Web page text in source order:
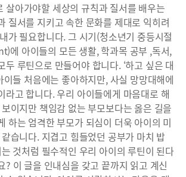
살아가야할 세상의 규칙과 질서를 배우는
질서를 지키고 속한 문화를 제대로 익히려
가 필요합니다. 그 시기(청소년기 중등시절
에 아이들의 모든 생활, 학과목 공부 ,독서,
두 루틴으로 만들어야 합니다. ‘하고 싶은 대
이들 처음에는 좋아하지만, 사실 망망대해에
라고 합니다. 우리 아이들에게 마음대로 해
이지만 책임감 없는 부모보다는 옳은 길을
하는 엄격한 부모가 되심이 더욱 아이의 미
습니다. 지겹고 힘들었던 공부가 마치 밥
것처럼 필수적인 우리 아이의 루틴이 된다
? 이 글을 인내심을 갖고 끝까지 읽고 계신